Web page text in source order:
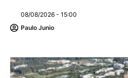
08/08/2026 - 15:00
Paulo Junio